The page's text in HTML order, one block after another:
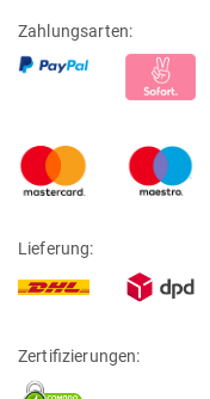
Zahlungsarten:
Lieferung:
Zertifizierungen: